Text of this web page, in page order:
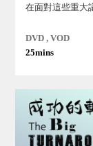
在面對這些重大
DVD , VOD
25mins